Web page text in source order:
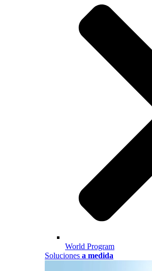
World Program
Soluciones a medida